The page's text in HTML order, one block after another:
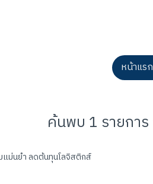
หน้าแรก
ค้นพบ 1 รายกา
แม่นยำ ลดต้นทุนโลจิสติกส์